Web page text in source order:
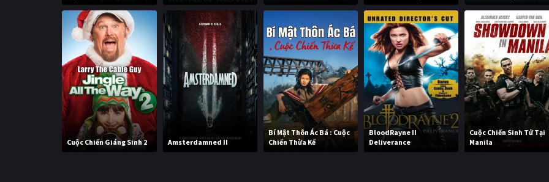
Cuộc Chiến Giáng Sinh 2 Amsterdamned II
Bí Mật Thôn Ác Bá : Cuộc
Chiến Thừa Kế
BloodRayne II
Deliverance
Cuộc Chiến Sinh Tử Tại
Manila